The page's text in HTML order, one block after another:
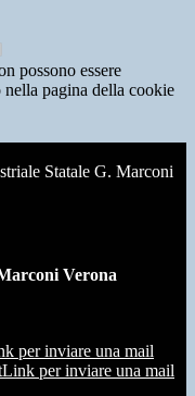
possono essere
pagina della cookie
Statale G. Marconi
Verona
per inviare una mail
Link per inviare una mail